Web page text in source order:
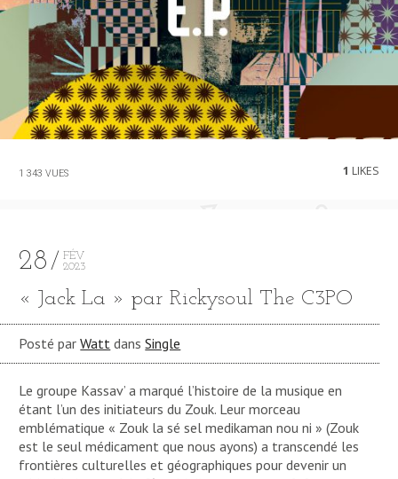
1 343 VUES 1 LIKES
28
FÉV
2023
« Jack La » par Rickysoul The C3PO
Posté parWatt dansSingle
Le groupe Kassav’ a marqué l’histoire de la musique en
étant l’un des initiateurs du Zouk. Leur morceau
emblématique « Zouk la sé sel medikaman nou ni » (Zouk
est le seul médicament que nous ayons) a transcendé les
frontières culturelles et géographiques pour devenir un